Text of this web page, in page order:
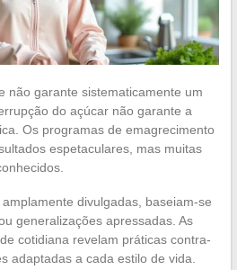
não garante sistematicamente um
do açúcar não garante a
Os programas de emagrecimento
espetaculares, mas muitas
divulgadas, baseiam-se
generalizações apressadas. As
cotidiana revelam práticas contra-
adaptadas a cada estilo de vida.